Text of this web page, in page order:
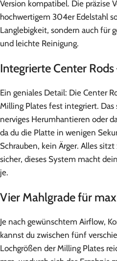
Version kompatibel. Die präzise
hochwertigem 304er Edelstahl
Langlebigkeit, sondern auch für
und leichte Reinigung.
Integrierte Center Rods
Ein geniales Detail: Die Center
Milling Plates fest integriert.
nerviges Herumhantieren oder
da du die Platte in wenigen
Schrauben, kein Ärger. Alles
sicher, dieses System macht
je.
Vier Mahlgrade für
Je nach gewünschtem Airflow,
kannst du zwischen fünf
Lochgrößen der Milling Plates